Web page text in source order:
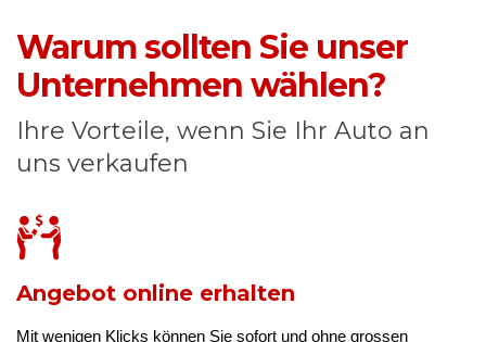
Warum sollten Sie unser
Unternehmen wählen?
Ihre Vorteile, wenn Sie Ihr Auto an
uns verkaufen
Angebot online erhalten
Mit wenigen Klicks können Sie sofort und ohne grossen